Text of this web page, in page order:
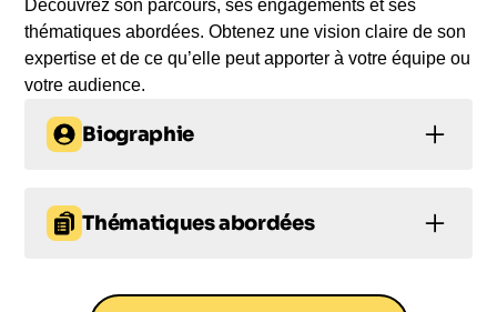
Découvrez son parcours, ses engagements et ses
thématiques abordées. Obtenez une vision claire de son
expertise et de ce qu’elle peut apporter à votre équipe ou
votre audience.
Biographie
qui a tout plaqué pour partir à la recherche du
bonheur. Après 3 ans de voyage à travers le
vie plus épanouissante. Aujourd'hui, il partage sa
Thématiques abordées